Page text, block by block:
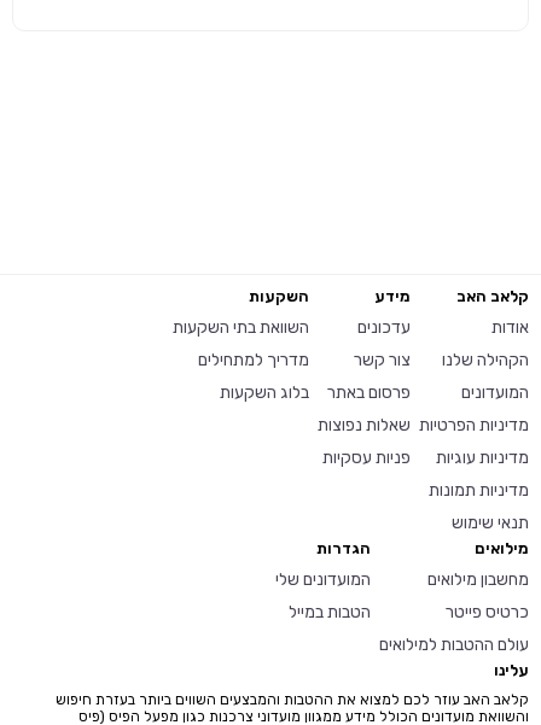
קלאב האב
אודות
הקהילה שלנו
המועדונים
מדיניות הפרטיות
מדיניות עוגיות
מדיניות תמונות
תנאי שימוש
מידע
עדכונים
צור קשר
פרסום באתר
שאלות נפוצות
פניות עסקיות
השקעות
השוואת בתי השקעות
מדריך למתחילים
בלוג השקעות
מילואים
מחשבון מילואים
כרטיס פייטר
עולם ההטבות למילואים
הגדרות
המועדונים שלי
הטבות במייל
עלינו
קלאב האב עוזר לכם למצוא את ההטבות והמבצעים השווים ביותר בעזרת חיפוש
והשוואת מועדונים הכולל מידע ממגוון מועדוני צרכנות כגון מפעל הפיס (פיס